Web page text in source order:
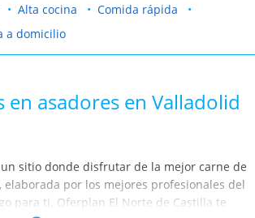
Alta cocina
Comida rápida
a domicilio
en asadores en Valladolid
sitio donde disfrutar de la mejor carne de
elaborada por los mejores profesionales del
para ti. Oferplan El Norte de Castilla te